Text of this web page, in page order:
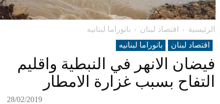
الرئيسية اقتصاد لبنان
بانوراما لبنانیه
اقتصاد لبنان
بانوراما لبنانیه
فيضان الانهر في النبطية واقليم
التفاح بسبب غزارة الامطار
28/02/2019